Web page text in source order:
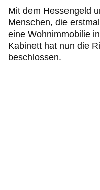
Mit dem Hessengeld
Menschen, die
eine Wohnimmobilie
Kabinett hat nun die
beschlossen.